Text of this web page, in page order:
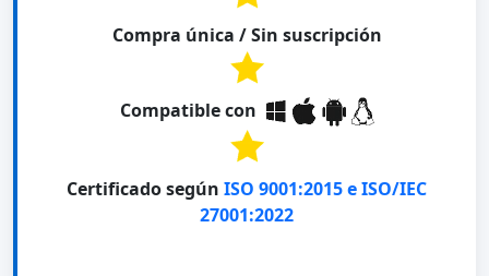
Compra única / Sin suscripción
Compatible con
Certificado según ISO 9001:2015 e ISO/IEC
27001:2022